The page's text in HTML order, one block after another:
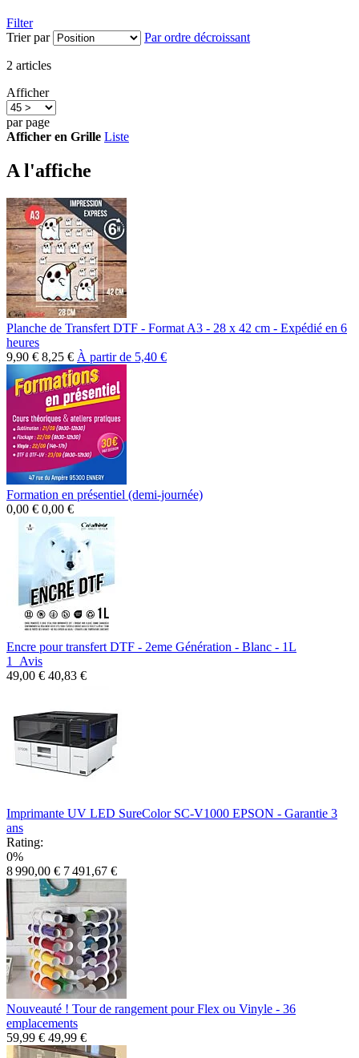
Filter
Trier par
Par ordre décroissant
2 articles
Afficher
par page
Afficher en Grille Liste
A l'affiche
Planche de Transfert DTF - Format A3 - 28 x 42 cm - Expédié en 6
heures
9,90 € 8,25 € À partir de 5,40 €
Formation en présentiel (demi-journée)
0,00 € 0,00 €
Encre pour transfert DTF - 2eme Génération - Blanc - 1L
1 Avis
49,00 € 40,83 €
Imprimante UV LED SureColor SC-V1000 EPSON - Garantie 3
ans
Rating:
0%
8 990,00 € 7 491,67 €
Nouveauté ! Tour de rangement pour Flex ou Vinyle - 36
emplacements
59,99 € 49,99 €